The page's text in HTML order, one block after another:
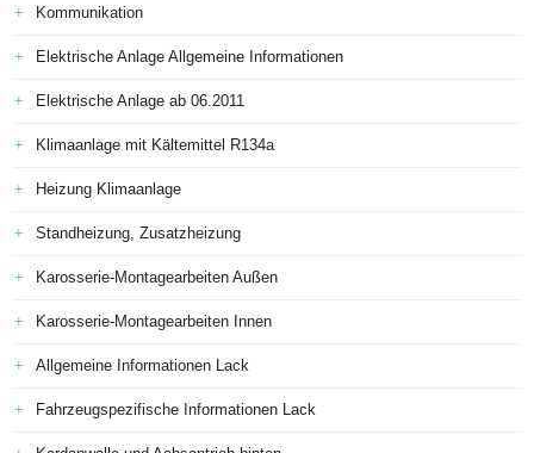
Kommunikation
Elektrische Anlage Allgemeine Informationen
Elektrische Anlage ab 06.2011
Klimaanlage mit Kältemittel R134a
Heizung Klimaanlage
Standheizung, Zusatzheizung
Karosserie-Montagearbeiten Außen
Karosserie-Montagearbeiten Innen
Allgemeine Informationen Lack
Fahrzeugspezifische Informationen Lack